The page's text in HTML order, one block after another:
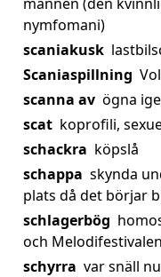
nymfomani)
scaniakusk
Scaniaspillning
scanna av ögna
scat koprofili,
schackra köpslå
schappa skynda
plats då det börjar
schlagerbög
och Melodifestivalen
schyrra var snäll